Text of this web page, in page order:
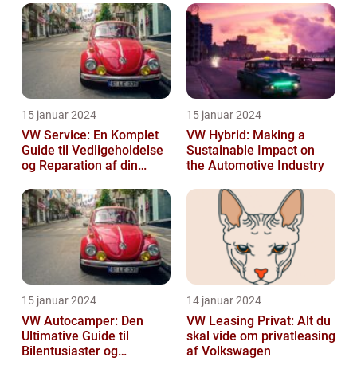
15 januar 2024
VW Service: En Komplet
Guide til Vedligeholdelse
og Reparation af din
15 januar 2024
VW Hybrid: Making a
Sustainable Impact on
the Automotive Industry
15 januar 2024
VW Autocamper: Den
Ultimative Guide til
Bilentusiaster og
14 januar 2024
VW Leasing Privat: Alt du
skal vide om privatleasing
af Volkswagen